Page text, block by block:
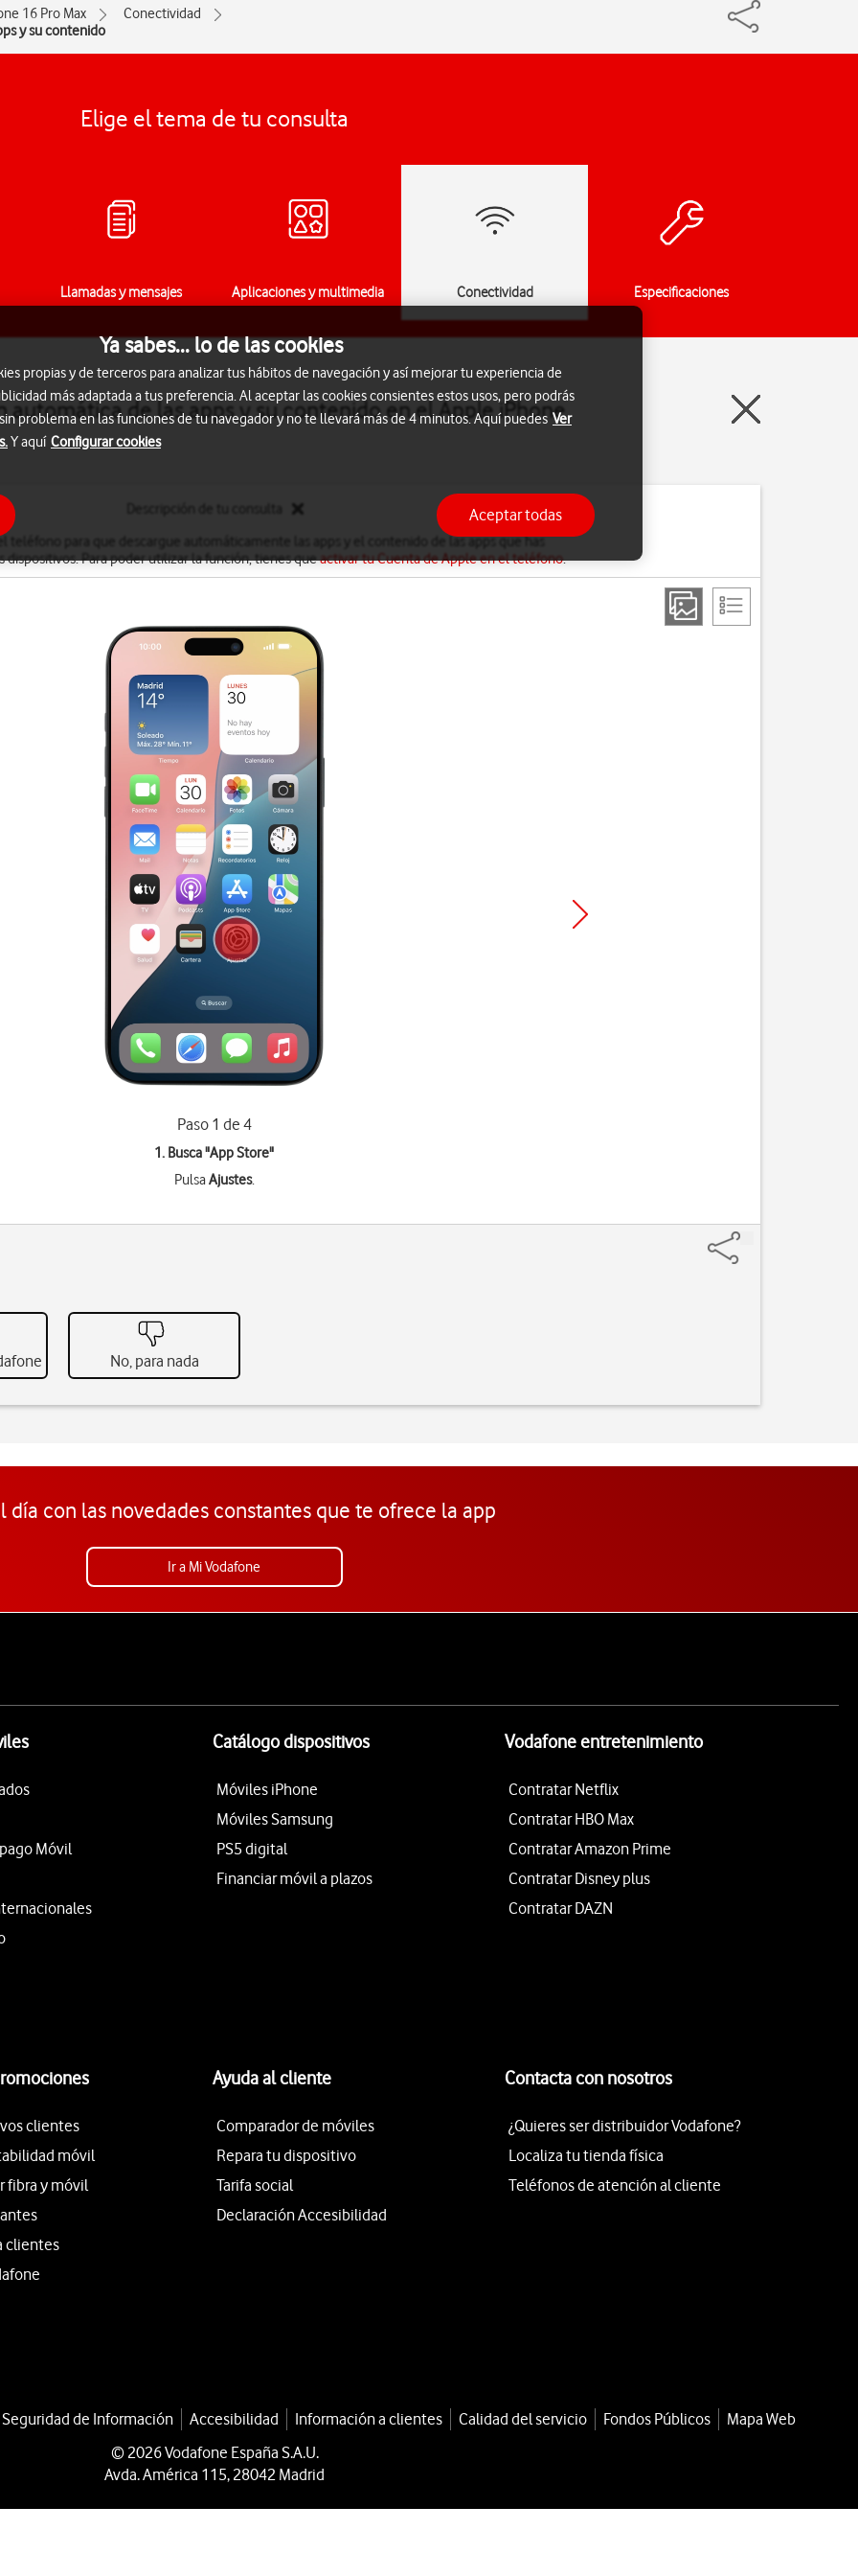
16 Pro Max
Conectividad
y su contenido
Elige el tema de tu consulta
Llamadas y mensajes Aplicaciones y multimedia Conectividad Especificaciones
de las apps y su contenido en el Apple iPhone
teléfono para que descargue automáticamente las apps y el contenido de las apps que has
dispositivos. Para poder utilizar la función, tienes queactivar tu Cuenta de Apple en el teléfono.
Paso 1 de 4
1. Busca "App Store"
PulsaAjustes.
No, para nada
día con las novedades constantes que te ofrece la app
Ir a Mi Vodafone
Móvil
Catálogo dispositivos
Móviles iPhone
Móviles Samsung
PS5 digital
Financiar móvil a plazos
Vodafone entretenimiento
Contratar Netflix
Contratar HBO Max
Contratar Amazon Prime
Contratar Disney plus
Contratar DAZN
clientes
móvil
fibra y móvil
clientes
Ayuda al cliente
Comparador de móviles
Repara tu dispositivo
Tarifa social
Declaración Accesibilidad
Contacta con nosotros
¿Quieres ser distribuidor Vodafone?
Localiza tu tienda física
Teléfonos de atención al cliente
de Información Accesibilidad Información a clientes Calidad del servicio Fondos Públicos
Mapa Web
© 2026 Vodafone España S.A.U.
Avda. América 115, 28042 Madrid
Ya sabes... lo de las cookies
propias y de terceros para analizar tus hábitos de navegación y así mejorar tu experiencia de
más adaptada a tus preferencia. Al aceptar las cookies consientes estos usos, pero podrás
problema en las funciones de tu navegador y no te llevará más de 4 minutos. Aquí puedes Ver
Y aquí Configurar cookies
Aceptar todas